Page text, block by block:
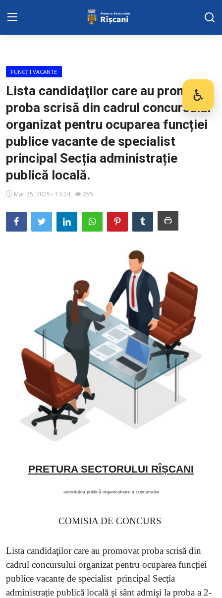
♿
DISPOZITIILE PRETORULUI
Adresa: str. Kiev 3 | tel: +373 (22) 44 10
98 | mail: pretura.riscani@gmail.com
SERVICII SECTOR
ADMINISTRAŢIA
Transparența
SERVICII
FUNCȚII VACANTE
Lista candidaţilor care au promovat
proba scrisă din cadrul concursului
organizat pentru ocuparea funcției
publice vacante de specialist
principal Secția administrație
publică locală.
Mar 25, 2025 - 13:24 255
PRETURA SECTORULUI RÎȘCANI
autoritatea publică organizatoare a concursului
COMISIA DE CONCURS
Lista candidaţilor care au promovat proba scrisă din
cadrul concursului organizat pentru ocuparea funcției
publice vacante de specialist principal Secția
administrație publică locală şi sânt admişi la proba a 2-